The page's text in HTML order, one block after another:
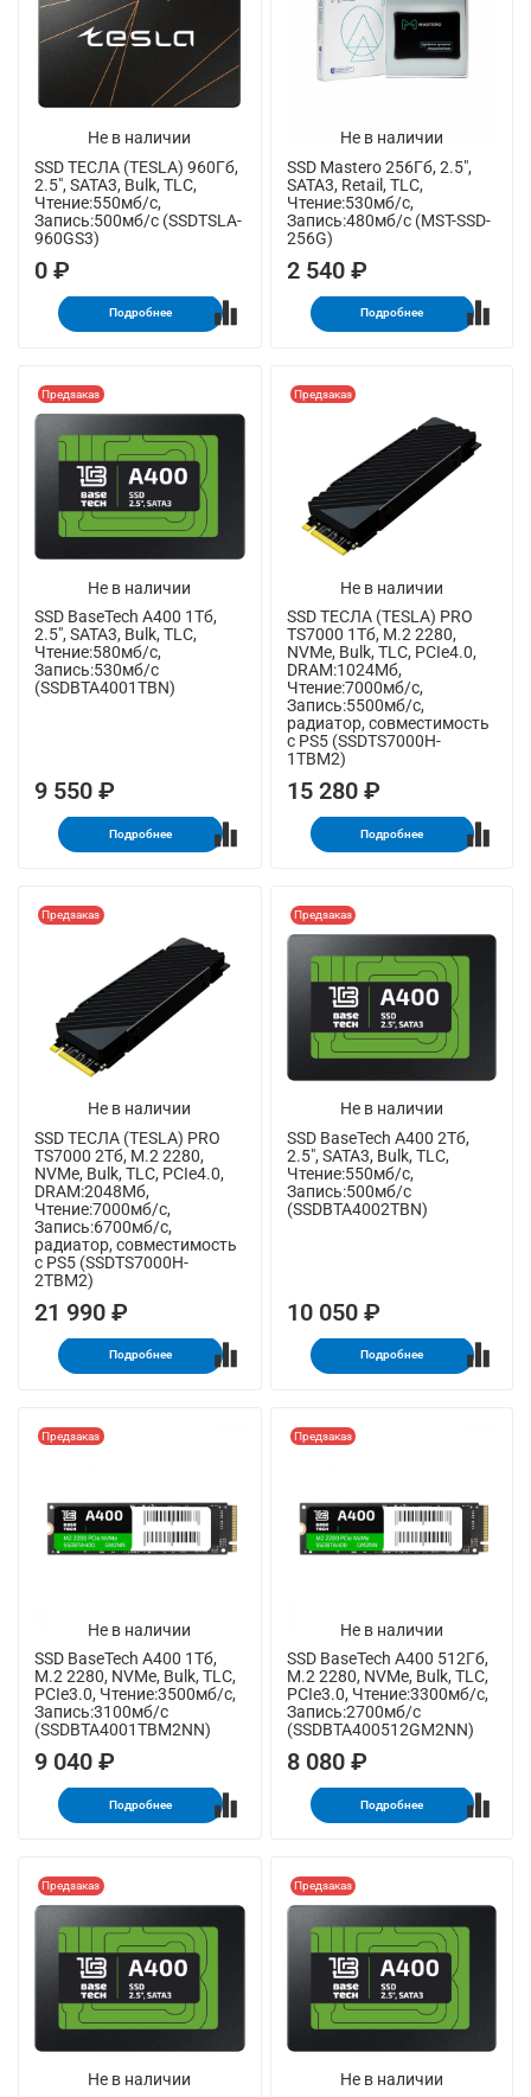
Не в наличии
SSD ТЕСЛА (TESLA) 960Гб,
2.5", SATA3, Bulk, TLC,
Чтение:550мб/с,
Запись:500мб/с (SSDTSLA-
960GS3)
0 ₽
Подробнее
Не в наличии
SSD Mastero 256Гб, 2.5",
SATA3, Retail, TLC,
Чтение:530мб/с,
Запись:480мб/с (MST-SSD-
256G)
2 540 ₽
Подробнее
Не в наличии
Предзаказ
SSD BaseTech A400 1Тб,
2.5", SATA3, Bulk, TLC,
Чтение:580мб/с,
Запись:530мб/с
(SSDBTA4001TBN)
9 550 ₽
Подробнее
Не в наличии
Предзаказ
SSD ТЕСЛА (TESLA) PRO
TS7000 1Тб, M.2 2280,
NVMe, Bulk, TLC, PCIe4.0,
DRAM:1024Мб,
Чтение:7000мб/с,
Запись:5500мб/с,
радиатор, совместимость
с PS5 (SSDTS7000H-
1TBM2)
15 280 ₽
Подробнее
Не в наличии
Предзаказ
SSD ТЕСЛА (TESLA) PRO
TS7000 2Тб, M.2 2280,
NVMe, Bulk, TLC, PCIe4.0,
DRAM:2048Мб,
Чтение:7000мб/с,
Запись:6700мб/с,
радиатор, совместимость
с PS5 (SSDTS7000H-
2TBM2)
21 990 ₽
Подробнее
Не в наличии
Предзаказ
SSD BaseTech A400 2Тб,
2.5", SATA3, Bulk, TLC,
Чтение:550мб/с,
Запись:500мб/с
(SSDBTA4002TBN)
10 050 ₽
Подробнее
Не в наличии
Предзаказ
SSD BaseTech A400 1Тб,
M.2 2280, NVMe, Bulk, TLC,
PCIe3.0, Чтение:3500мб/с,
Запись:3100мб/с
(SSDBTA4001TBM2NN)
9 040 ₽
Подробнее
Не в наличии
Предзаказ
SSD BaseTech A400 512Гб,
M.2 2280, NVMe, Bulk, TLC,
PCIe3.0, Чтение:3300мб/с,
Запись:2700мб/с
(SSDBTA400512GM2NN)
8 080 ₽
Подробнее
Не в наличии
Предзаказ
Не в наличии
Предзаказ